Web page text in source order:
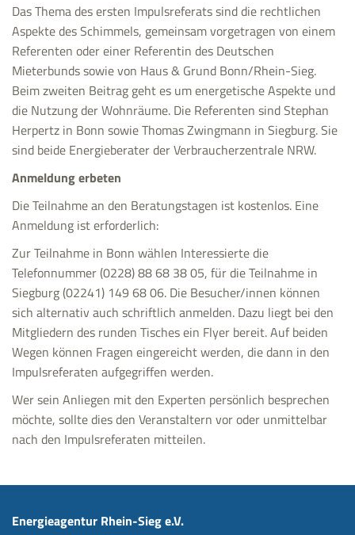
Das Thema des ersten Impulsreferats sind die rechtlichen
Aspekte des Schimmels, gemeinsam vorgetragen von einem
Referenten oder einer Referentin des Deutschen
Mieterbunds sowie von Haus & Grund Bonn/Rhein-Sieg.
Beim zweiten Beitrag geht es um energetische Aspekte und
die Nutzung der Wohnräume. Die Referenten sind Stephan
Herpertz in Bonn sowie Thomas Zwingmann in Siegburg. Sie
sind beide Energieberater der Verbraucherzentrale NRW.
Anmeldung erbeten
Die Teilnahme an den Beratungstagen ist kostenlos. Eine
Anmeldung ist erforderlich:
Zur Teilnahme in Bonn wählen Interessierte die
Telefonnummer (0228) 88 68 38 05, für die Teilnahme in
Siegburg (02241) 149 68 06. Die Besucher/innen können
sich alternativ auch schriftlich anmelden. Dazu liegt bei den
Mitgliedern des runden Tisches ein Flyer bereit. Auf beiden
Wegen können Fragen eingereicht werden, die dann in den
Impulsreferaten aufgegriffen werden.
Wer sein Anliegen mit den Experten persönlich besprechen
möchte, sollte dies den Veranstaltern vor oder unmittelbar
nach den Impulsreferaten mitteilen.
Energieagentur Rhein-Sieg e.V.